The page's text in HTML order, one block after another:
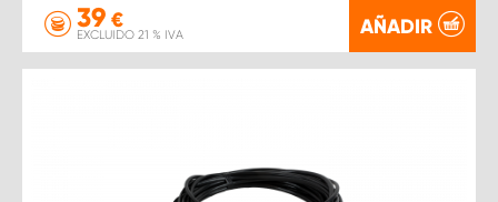
39 €
EXCLUIDO 21 % IVA AÑADIR